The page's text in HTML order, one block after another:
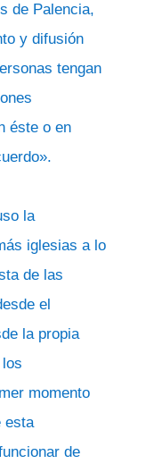
de Palencia,
y difusión
tengan
éste o en
la
iglesias a lo
de las
el
la propia
momento
esta
de